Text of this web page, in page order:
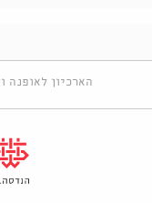
הארכיון לאופנה